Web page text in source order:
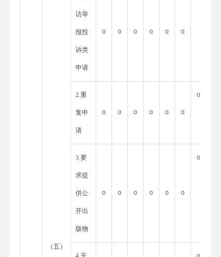
（五）
访举
报投
诉类
申请
0 0 0 0 0 0
2.重
复申
请
0 0 0 0 0 0
0
3.要
求提
供公
开出
版物
0 0 0 0 0 0
0